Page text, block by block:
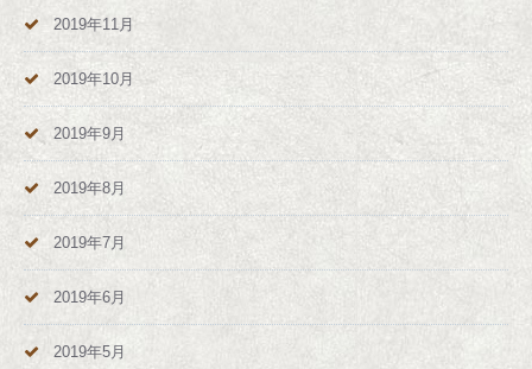
2019年11月
2019年10月
2019年9月
2019年8月
2019年7月
2019年6月
2019年5月